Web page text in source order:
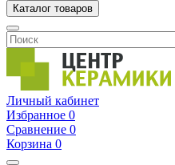
Каталог товаров
Личный кабинет
Избранное 0
Сравнение 0
Корзина 0